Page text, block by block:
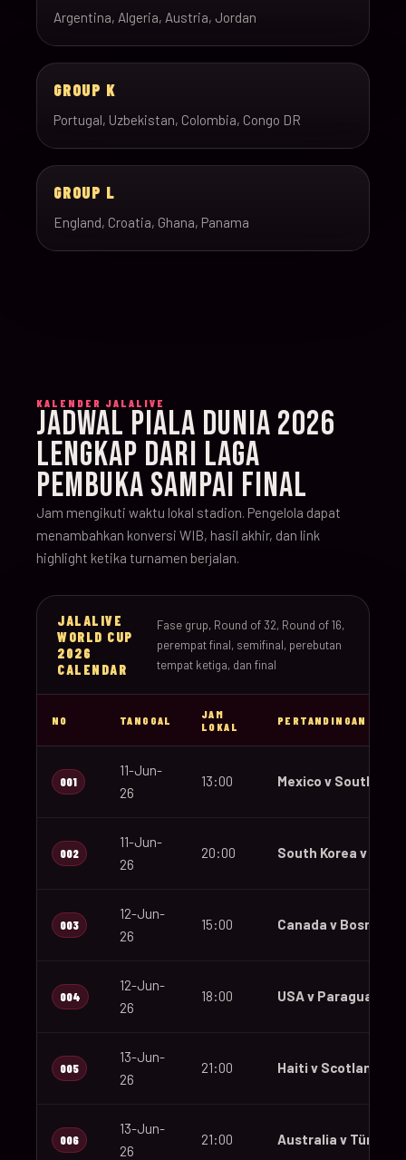
Argentina, Algeria, Austria, Jordan
GROUP K
Portugal, Uzbekistan, Colombia, Congo DR
GROUP L
England, Croatia, Ghana, Panama
KALENDER JALALIVE
JADWAL PIALA DUNIA 2026
LENGKAP DARI LAGA
PEMBUKA SAMPAI FINAL
Jam mengikuti waktu lokal stadion. Pengelola dapat
menambahkan konversi WIB, hasil akhir, dan link
highlight ketika turnamen berjalan.
JALALIVE
WORLD CUP
2026
CALENDAR
Fase grup, Round of 32, Round of 16,
perempat final, semifinal, perebutan
tempat ketiga, dan final
NO TANGGAL
JAM
LOKAL
PERTANDINGAN
001
11-Jun-
26
13:00 Mexico v South
002
11-Jun-
26
20:00 South Korea v
003
12-Jun-
26
15:00 Canada v Bosnia
004
12-Jun-
26
18:00 USA v Paraguay
005
13-Jun-
26
21:00 Haiti v Scotland
006
13-Jun-
26
21:00 Australia v Türkiye